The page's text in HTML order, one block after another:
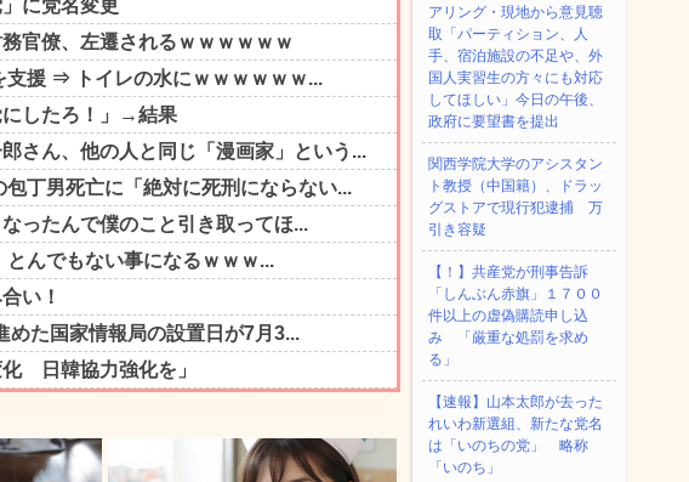
アリング・現地から意見聴
取「パーティション、人
手、宿泊施設の不足や、外
国人実習生の方々にも対応
してほしい」今日の午後、
政府に要望書を提出
関西学院大学のアシスタン
ト教授（中国籍）、ドラッ
グストアで現行犯逮捕 万
引き容疑
【！】共産党が刑事告訴
「しんぶん赤旗」１７００
件以上の虚偽購読申し込
み 「厳重な処罰を求め
る」
【速報】山本太郎が去った
れいわ新選組、新たな党名
は「いのちの党」 略称
「いのち」